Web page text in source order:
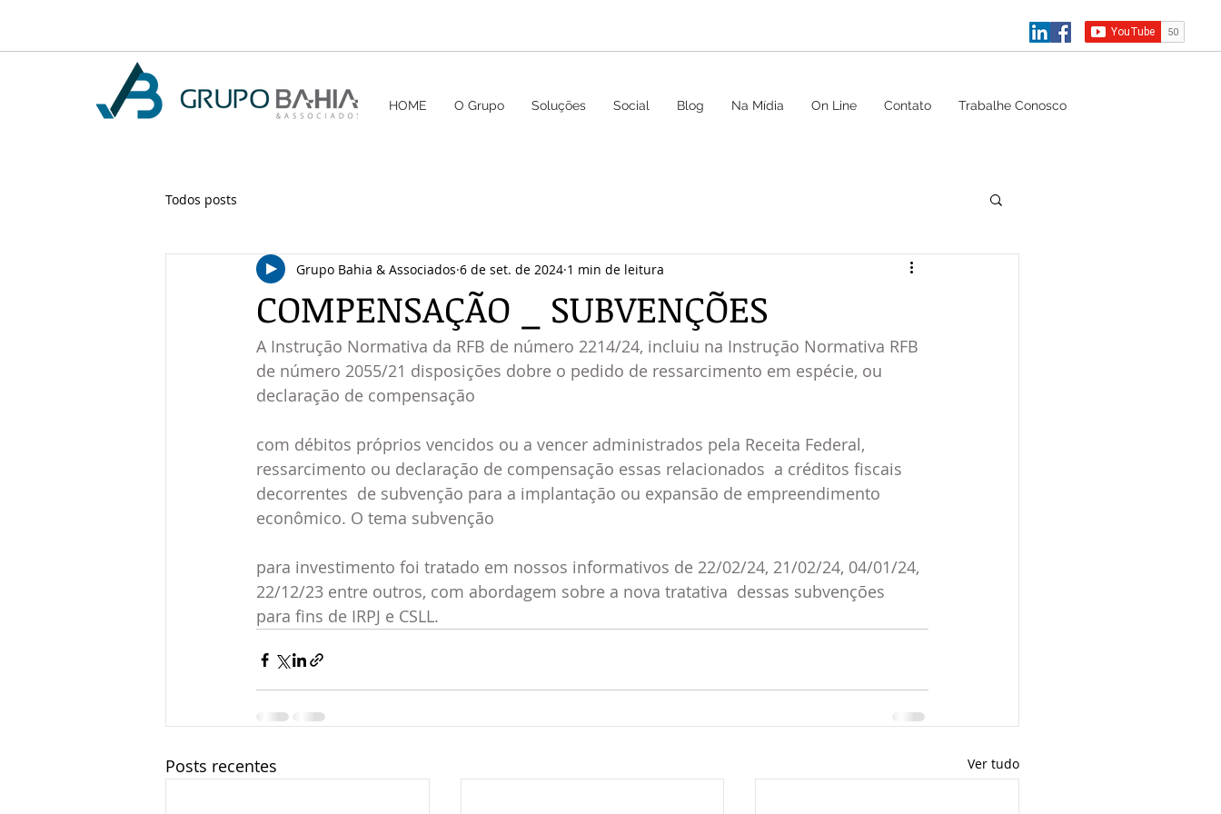
HOME O Grupo Soluções Social Blog Na Mídia On Line Contato Trabalhe Conosco
Todos posts
COMPENSAÇÃO _ SUBVENÇÕES
Grupo Bahia & Associados 6 de set. de 2024 1 min de leitura
A Instrução Normativa da RFB de número 2214/24, incluiu na Instrução Normativa RFB
de número 2055/21 disposições dobre o pedido de ressarcimento em espécie, ou
declaração de compensação
com débitos próprios vencidos ou a vencer administrados pela Receita Federal,
ressarcimento ou declaração de compensação essas relacionados  a créditos fiscais
decorrentes  de subvenção para a implantação ou expansão de empreendimento
econômico. O tema subvenção
para investimento foi tratado em nossos informativos de 22/02/24, 21/02/24, 04/01/24,
22/12/23 entre outros, com abordagem sobre a nova tratativa  dessas subvenções
para fins de IRPJ e CSLL.
Posts recentes Ver tudo